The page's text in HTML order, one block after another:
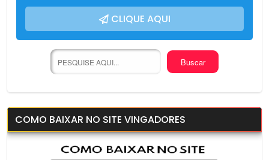
CLIQUE AQUI
COMO BAIXAR NO SITE VINGADORES